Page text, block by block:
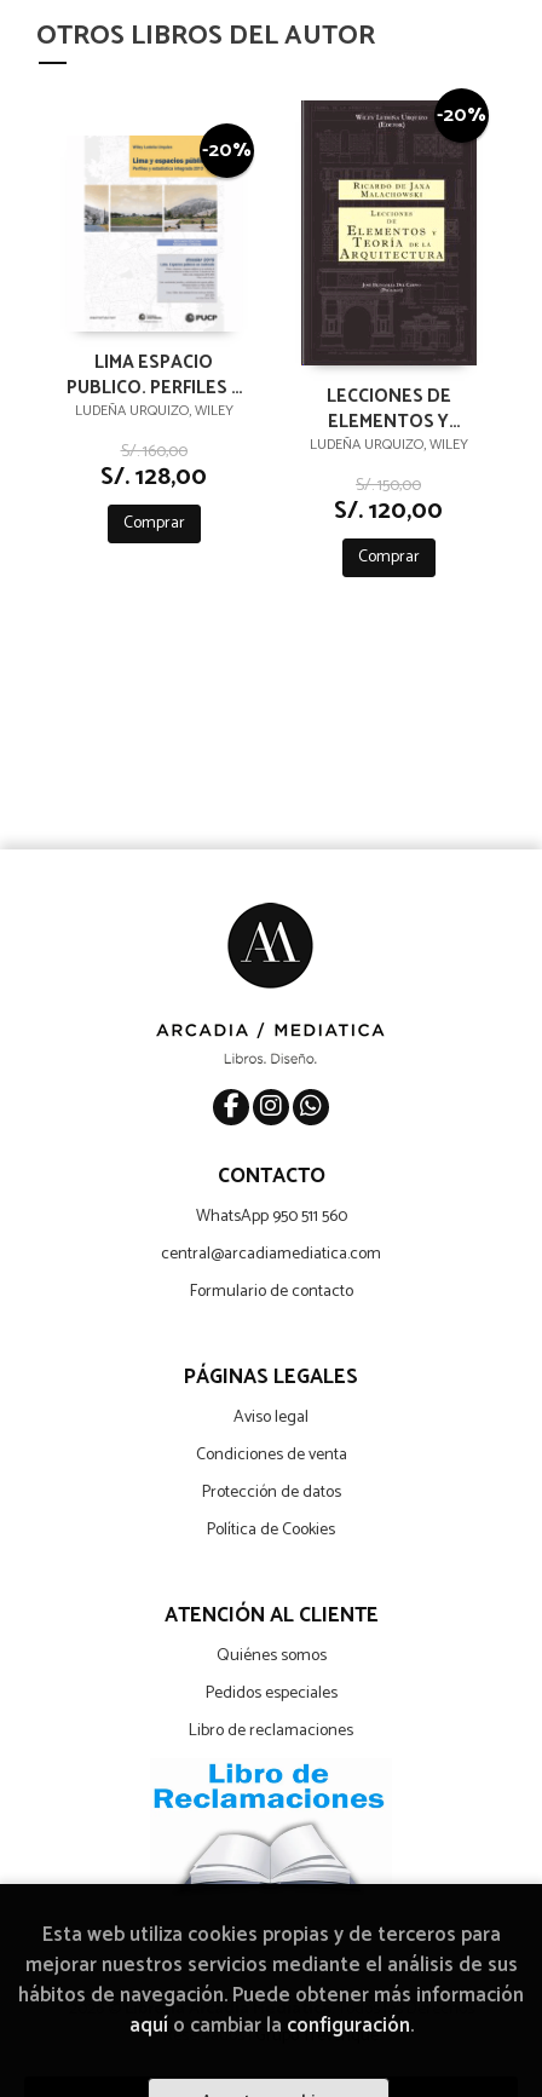
OTROS LIBROS DEL AUTOR
-20%
LIMA ESPACIO
PUBLICO. PERFILES Y
ESTADÍSTICA
INTEGRADA 2010.
LUDEÑA URQUIZO, WILEY
S/. 160,00
S/. 128,00
Comprar
-20%
LECCIONES DE
ELEMENTOS Y
TEORÍA DE LA
ARQUITECTURA.
LUDEÑA URQUIZO, WILEY
S/. 150,00
S/. 120,00
Comprar
CONTACTO
WhatsApp 950 511 560
central@arcadiamediatica.com
Formulario de contacto
PÁGINAS LEGALES
Aviso legal
Condiciones de venta
Protección de datos
Política de Cookies
ATENCIÓN AL CLIENTE
Quiénes somos
Pedidos especiales
Libro de reclamaciones
2026 ©Librería Arcadia Mediática. Todos los Derechos
Reservados |Grupo Trevenque
Esta web utiliza cookies propias y de terceros para
mejorar nuestros servicios mediante el análisis de sus
hábitos de navegación. Puede obtener más información
aquío cambiar la configuración.